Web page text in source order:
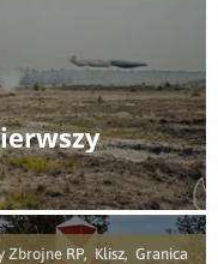
Zbrojne RP, Klisz, Granica